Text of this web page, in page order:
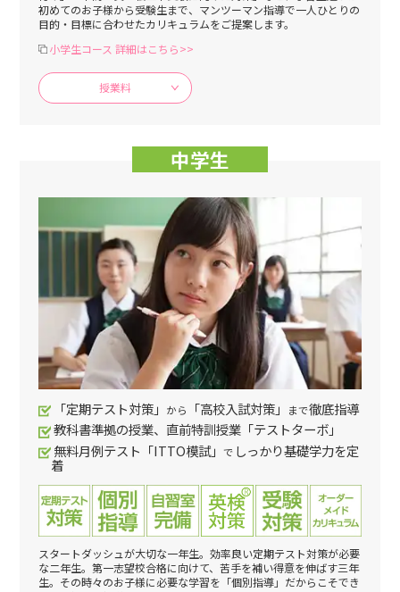
初めてのお子様から受験生まで、マンツーマン指導で一人ひとりの
目的・目標に合わせたカリキュラムをご提案します。
小学生コース 詳細はこちら>>
授業料
中学生
「定期テスト対策」 から 「高校入試対策」 まで徹底指導
教科書準拠の授業、直前特訓授業「テストターボ」
無料月例テスト「ITTO模試」 で しっかり基礎学力を定
着
スタートダッシュが大切な一年生。効率良い定期テスト対策が必要
な二年生。第一志望校合格に向けて、苦手を補い得意を伸ばす三年
生。その時々のお子様に必要な学習を「個別指導」だからこそでき